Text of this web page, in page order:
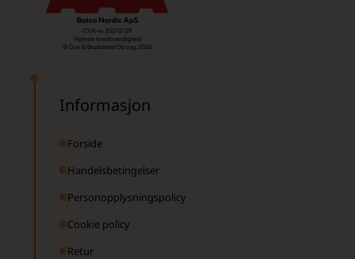
Informasjon
Forside
Handelsbetingelser
Personopplysningspolicy
Cookie policy
Retur